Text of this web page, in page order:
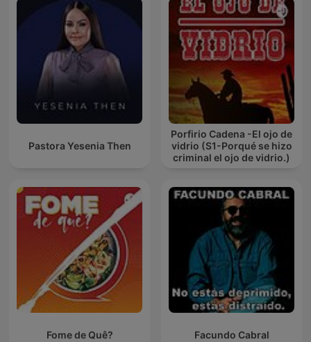
Pastora Yesenia Then
Porfirio Cadena -El ojo de
vidrio (S1-Porqué se hizo
criminal el ojo de vidrio.)
Fome de Quê? Facundo Cabral